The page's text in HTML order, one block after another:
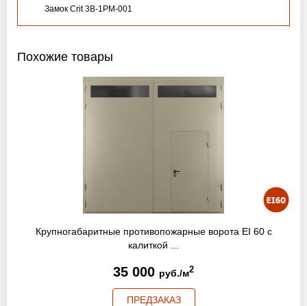
Замок Crit 3B-1PM-001
Похожие товары
Крупногабаритные противопожарные ворота EI 60 с
калиткой ...
35 000 руб./м2
ПРЕДЗАКАЗ